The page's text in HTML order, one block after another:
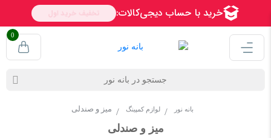
0
بانه نور لوازم کمپینگ میز و صندلی
میز و صندلی